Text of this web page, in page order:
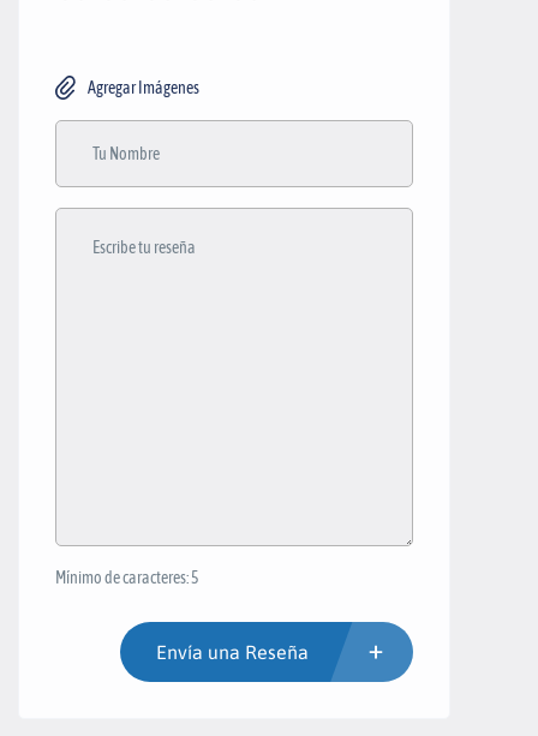
Agregar Imágenes
Mínimo de caracteres: 5
Envía una Reseña